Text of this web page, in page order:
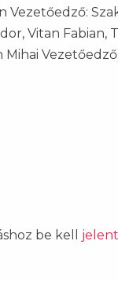
Vezetőedző:
Vitan Fabian,
Mihai
be kell